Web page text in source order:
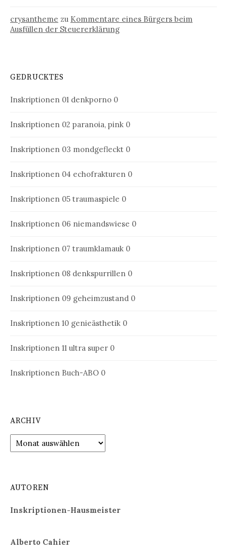
crysantheme zu Kommentare eines Bürgers beim
Ausfüllen der Steuererklärung
GEDRUCKTES
Inskriptionen 01 denkporno 0
Inskriptionen 02 paranoia, pink 0
Inskriptionen 03 mondgefleckt 0
Inskriptionen 04 echofrakturen 0
Inskriptionen 05 traumaspiele 0
Inskriptionen 06 niemandswiese 0
Inskriptionen 07 traumklamauk 0
Inskriptionen 08 denkspurrillen 0
Inskriptionen 09 geheimzustand 0
Inskriptionen 10 genieästhetik 0
Inskriptionen 11 ultra super 0
Inskriptionen Buch-ABO 0
ARCHIV
Archiv
AUTOREN
Inskriptionen-Hausmeister
Alberto Cahier